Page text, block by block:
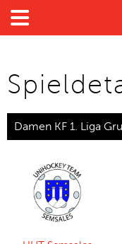

Damen KF 1. Liga